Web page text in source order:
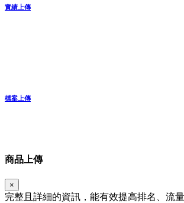
實績上傳
檔案上傳
商品上傳
×
完整且詳細的資訊，能有效提高排名、流